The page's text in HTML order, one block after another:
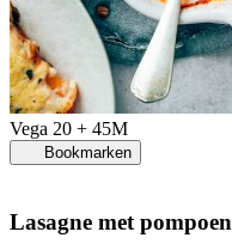
Vega 20 + 45M
Bookmarken
Lasagne met pompoen